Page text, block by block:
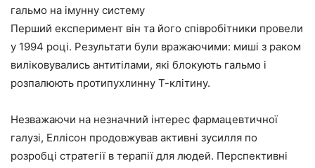
гальмо на імунну систему
Перший експеримент він та його співробітники провели
у 1994 році. Результати були вражаючими: миші з раком
виліковувались антитілами, які блокують гальмо і
розпалюють протипухлинну Т-клітину.
Незважаючи на незначний інтерес фармацевтичної
галузі, Еллісон продовжував активні зусилля по
розробці стратегії в терапії для людей. Перспективні